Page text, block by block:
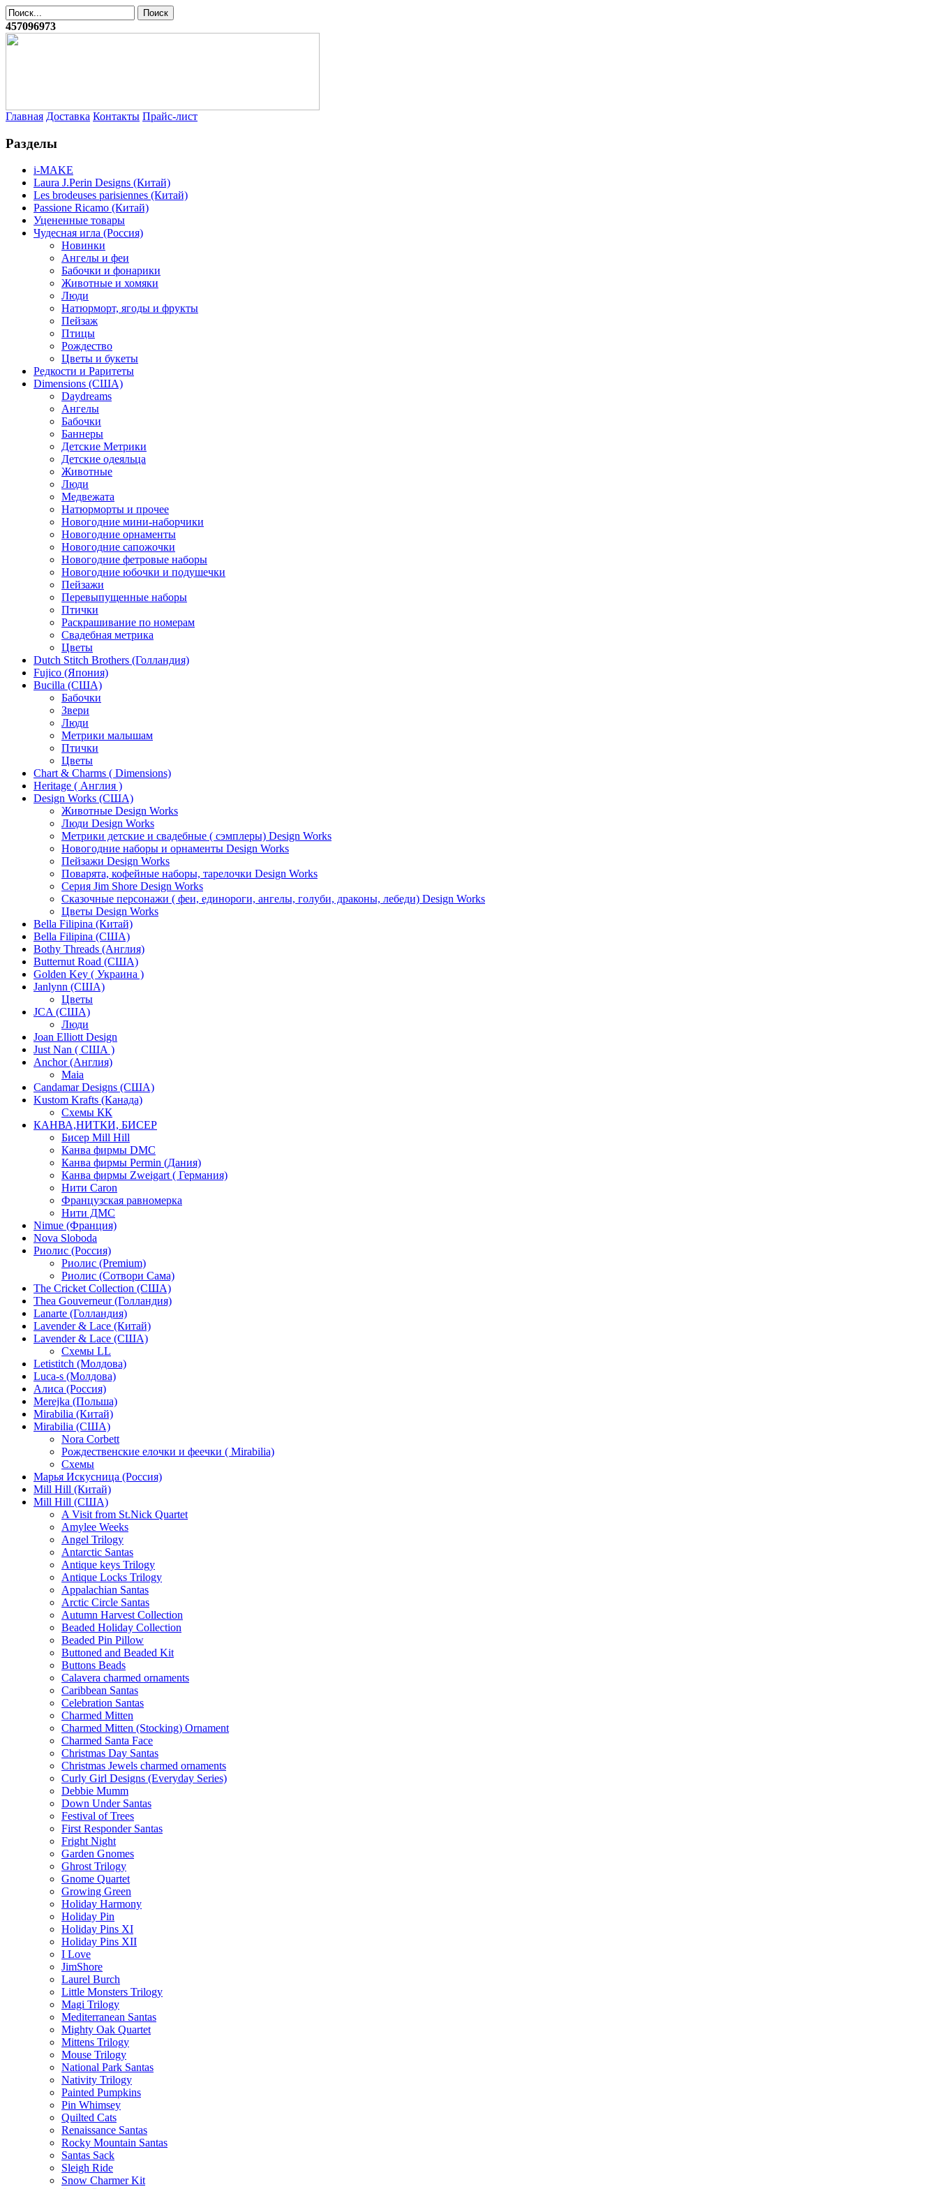
457096973
Главная Доставка Контакты Прайс-лист
Разделы
i-MAKE
Laura J.Perin Designs (Китай)
Les brodeuses parisiennes (Китай)
Passione Ricamo (Китай)
Уцененные товары
Чудесная игла (Россия)
Новинки
Ангелы и феи
Бабочки и фонарики
Животные и хомяки
Люди
Натюрморт, ягоды и фрукты
Пейзаж
Птицы
Рождество
Цветы и букеты
Редкости и Раритеты
Dimensions (США)
Daydreams
Ангелы
Бабочки
Баннеры
Детские Метрики
Детские одеяльца
Животные
Люди
Медвежата
Натюрморты и прочее
Новогодние мини-наборчики
Новогодние орнаменты
Новогодние сапожочки
Новогодние фетровые наборы
Новогодние юбочки и подушечки
Пейзажи
Перевыпущенные наборы
Птички
Раскрашивание по номерам
Свадебная метрика
Цветы
Dutch Stitch Brothers (Голландия)
Fujico (Япония)
Bucilla (США)
Бабочки
Звери
Люди
Метрики малышам
Птички
Цветы
Chart & Charms ( Dimensions)
Heritage ( Англия )
Design Works (США)
Животные Design Works
Люди Design Works
Метрики детские и свадебные ( сэмплеры) Design Works
Новогодние наборы и орнаменты Design Works
Пейзажи Design Works
Поварята, кофейные наборы, тарелочки Design Works
Серия Jim Shore Design Works
Сказочные персонажи ( феи, единороги, ангелы, голуби, драконы, лебеди) Design Works
Цветы Design Works
Bella Filipina (Китай)
Bella Filipina (США)
Bothy Threads (Англия)
Butternut Road (США)
Golden Key ( Украина )
Janlynn (США)
Цветы
JCA (США)
Люди
Joan Elliott Design
Just Nan ( США )
Anchor (Англия)
Maia
Candamar Designs (США)
Kustom Krafts (Канада)
Схемы КК
КАНВА,НИТКИ, БИСЕР
Бисер Mill Hill
Канва фирмы DMC
Канва фирмы Permin (Дания)
Канва фирмы Zweigart ( Германия)
Нити Caron
Французская равномерка
Нити ДМС
Nimue (Франция)
Nova Sloboda
Риолис (Россия)
Риолис (Premium)
Риолис (Сотвори Сама)
The Cricket Collection (США)
Thea Gouverneur (Голландия)
Lanarte (Голландия)
Lavender & Lace (Китай)
Lavender & Lace (США)
Схемы LL
Letistitch (Молдова)
Luca-s (Молдова)
Алиса (Россия)
Merejka (Польша)
Mirabilia (Китай)
Mirabilia (США)
Nora Corbett
Рождественские елочки и феечки ( Mirabilia)
Схемы
Марья Искусница (Россия)
Mill Hill (Китай)
Mill Hill (США)
A Visit from St.Nick Quartet
Amylee Weeks
Angel Trilogy
Antarctic Santas
Antique keys Trilogy
Antique Locks Trilogy
Appalachian Santas
Arctic Circle Santas
Autumn Harvest Collection
Beaded Holiday Collection
Beaded Pin Pillow
Buttoned and Beaded Kit
Buttons Beads
Calavera charmed ornaments
Caribbean Santas
Celebration Santas
Charmed Mitten
Charmed Mitten (Stocking) Ornament
Charmed Santa Face
Christmas Day Santas
Christmas Jewels charmed ornaments
Curly Girl Designs (Everyday Series)
Debbie Mumm
Down Under Santas
Festival of Trees
First Responder Santas
Fright Night
Garden Gnomes
Ghrost Trilogy
Gnome Quartet
Growing Green
Holiday Harmony
Holiday Pin
Holiday Pins XI
Holiday Pins XII
I Love
JimShore
Laurel Burch
Little Monsters Trilogy
Magi Trilogy
Mediterranean Santas
Mighty Oak Quartet
Mittens Trilogy
Mouse Trilogy
National Park Santas
Nativity Trilogy
Painted Pumpkins
Pin Whimsey
Quilted Cats
Renaissance Santas
Rocky Mountain Santas
Santas Sack
Sleigh Ride
Snow Charmer Kit